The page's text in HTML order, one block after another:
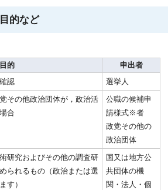
的など
目的
申出者
認
選挙人
その他政治団体が，政治活
合
公職の候補申
請様式※者
政党その他の
政治団体
研究およびその他の調査研
られるもの（政治または選
す）
国又は地方公
共団体の機
関・法人・個